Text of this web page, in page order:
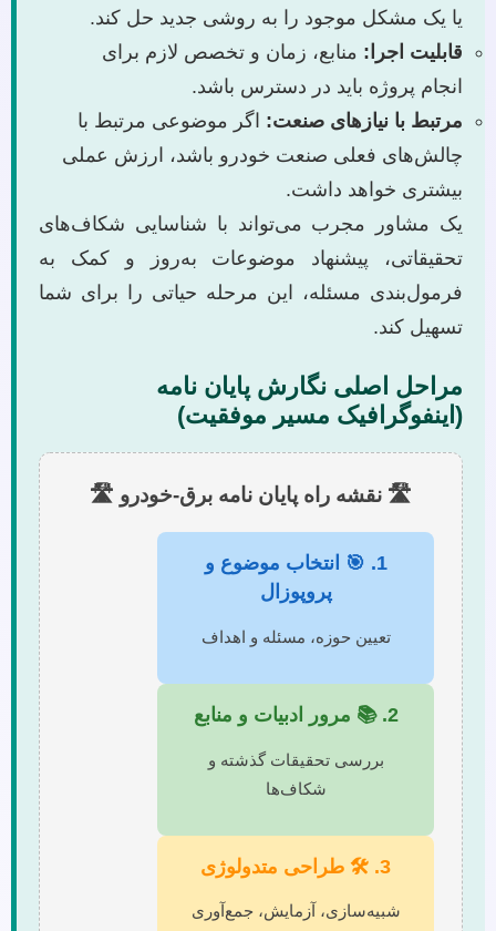
یا یک مشکل موجود را به روشی جدید حل کند.
قابلیت اجرا: منابع، زمان و تخصص لازم برای
انجام پروژه باید در دسترس باشد.
مرتبط با نیازهای صنعت: اگر موضوعی مرتبط با
چالش‌های فعلی صنعت خودرو باشد، ارزش عملی
بیشتری خواهد داشت.
یک مشاور مجرب می‌تواند با شناسایی شکاف‌های
تحقیقاتی، پیشنهاد موضوعات به‌روز و کمک به
فرمول‌بندی مسئله، این مرحله حیاتی را برای شما
تسهیل کند.
مراحل اصلی نگارش پایان نامه
(اینفوگرافیک مسیر موفقیت)
🛣️ نقشه راه پایان نامه برق-خودرو 🛣️
1. 🎯 انتخاب موضوع و
پروپوزال
تعیین حوزه، مسئله و اهداف
2. 📚 مرور ادبیات و منابع
بررسی تحقیقات گذشته و
شکاف‌ها
3. 🛠️ طراحی متدولوژی
شبیه‌سازی، آزمایش، جمع‌آوری